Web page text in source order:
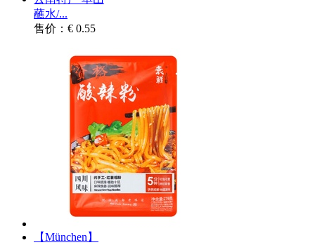
蘸水/...
售价：€ 0.55
【München】